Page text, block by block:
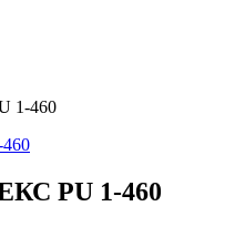
1-460
PU 1-460